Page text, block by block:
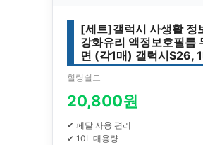
[세트]갤럭시 사생활 정
강화유리 액정보호필름
면 (각1매) 갤럭시S26,
힐링쉴드
20,800원
✔ 페달 사용 편리
✔ 10L 대용량